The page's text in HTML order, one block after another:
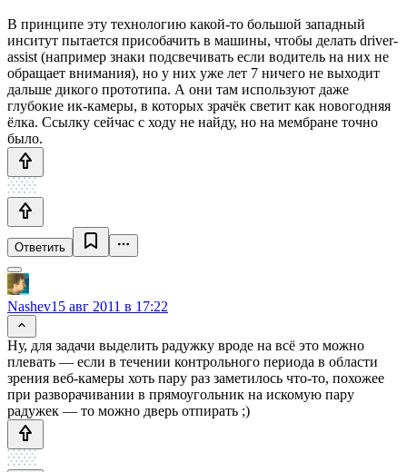
В принципе эту технологию какой-то большой западный
инситут пытается присобачить в машины, чтобы делать driver-
assist (например знаки подсвечивать если водитель на них не
обращает внимания), но у них уже лет 7 ничего не выходит
дальше дикого прототипа. А они там используют даже
глубокие ик-камеры, в которых зрачёк светит как новогодняя
ёлка. Ссылку сейчас с ходу не найду, но на мембране точно
было.
Ответить
Nashev15 авг 2011 в 17:22
Ну, для задачи выделить радужку вроде на всё это можно
плевать — если в течении контрольного периода в области
зрения веб-камеры хоть пару раз заметилось что-то, похожее
при разворачивании в прямоугольник на искомую пару
радужек — то можно дверь отпирать ;)